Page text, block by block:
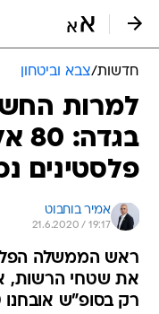
חדשות/צבא וביטחון
למרות
פלסטינים
אמיר בוחבוט
21.6.2020 / 19:17
ראש הממשלה
את שטחי הרשות,